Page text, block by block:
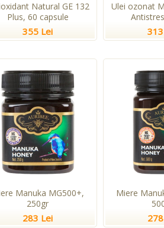
Natural GE 132
Plus, 60 capsule
355 Lei
Ulei ozonat
Manuka MG500+,
250gr
283 Lei
Miere